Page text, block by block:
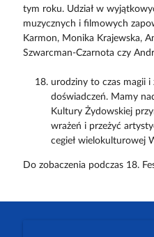
tym roku. Udział w
muzycznych i filmowych
Karmon, Monika Krajewska,
Szwarcman-Czarnota czy
urodziny to czas magii i
doświadczeń. Mamy
Kultury Żydowskiej
wrażeń i przeżyć
cegieł wielokulturowej
Do zobaczenia podczas 18.